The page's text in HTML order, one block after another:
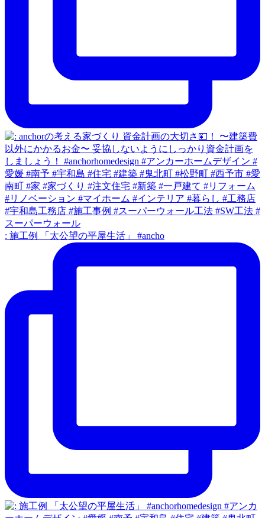
: 施工例 「太公望の平屋生活」 #ancho